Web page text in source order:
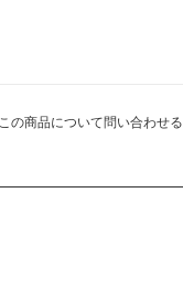
この商品について問い合わせる